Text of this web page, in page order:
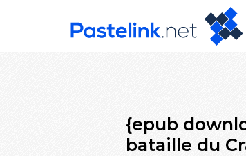
{epub
bataille du